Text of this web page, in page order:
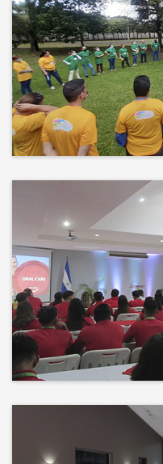
Más que un
de tu evento
Entre risas,
ambiente
Events